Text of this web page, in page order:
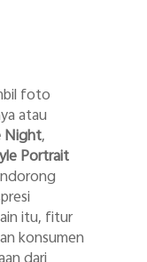
foto
atau
Night,
Portrait
itu, fitur
konsumen